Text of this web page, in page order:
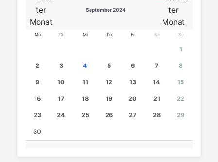
September 2024
Mo Di Mi Do Fr Sa So
1
2 3 4 5 6 7 8
9 10 11 12 13 14 15
16 17 18 19 20 21 22
23 24 25 26 27 28 29
30